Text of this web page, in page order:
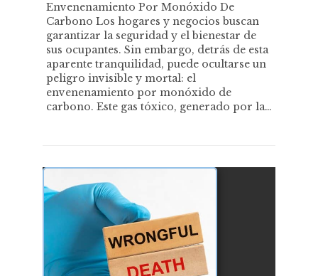
Envenenamiento Por Monóxido De
Carbono Los hogares y negocios buscan
garantizar la seguridad y el bienestar de
sus ocupantes. Sin embargo, detrás de esta
aparente tranquilidad, puede ocultarse un
peligro invisible y mortal: el
envenenamiento por monóxido de
carbono. Este gas tóxico, generado por la…